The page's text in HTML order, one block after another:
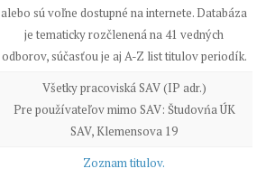
alebo sú voľne dostupné na internete. Databáza
je tematicky rozčlenená na 41 vedných
odborov, súčasťou je aj A-Z list titulov periodík.
Všetky pracoviská SAV (IP adr.)
Pre používateľov mimo SAV: Študovńa ÚK
SAV, Klemensova 19
Zoznam titulov.